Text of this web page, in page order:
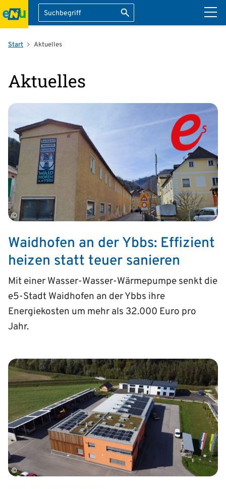
Suche Suche starten
überspringen
Start Aktuelles
Aktuelles
©
Waidhofen an der Ybbs: Effizient
heizen statt teuer sanieren
Mit einer Wasser-Wasser-Wärmepumpe senkt die
e5-Stadt Waidhofen an der Ybbs ihre
Energiekosten um mehr als 32.000 Euro pro
Jahr.
©